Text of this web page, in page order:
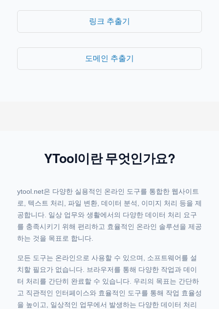
링크 추출기
도메인 추출기
YTool이란 무엇인가요?
ytool.net은 다양한 실용적인 온라인 도구를 통합한 웹사이트
로, 텍스트 처리, 파일 변환, 데이터 분석, 이미지 처리 등을 제
공합니다. 일상 업무와 생활에서의 다양한 데이터 처리 요구
를 충족시키기 위해 편리하고 효율적인 온라인 솔루션을 제공
하는 것을 목표로 합니다.
모든 도구는 온라인으로 사용할 수 있으며, 소프트웨어를 설
치할 필요가 없습니다. 브라우저를 통해 다양한 작업과 데이
터 처리를 간단히 완료할 수 있습니다. 우리의 목표는 간단하
고 직관적인 인터페이스와 효율적인 도구를 통해 작업 효율성
을 높이고, 일상적인 업무에서 발생하는 다양한 데이터 처리